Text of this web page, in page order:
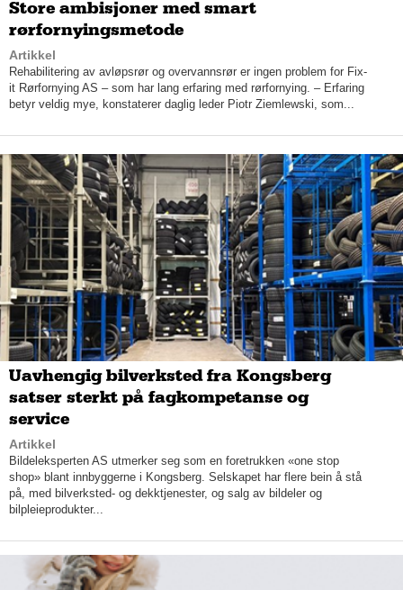
­– Jeg vil at vi skal fremstå som profesjonelle og
kvalitetsbevisste, kommer til avtalt tid, gjør det som vi blir bedt
om og kanskje litt ekstra, og alltid ha et godt rykte på oss. At vi
ikke slurver og at det ikke er rotete på byggeplassen og sånt –
det har jeg vært opptatt av.
Nye utfordringer
Sæterlid forteller at de ivrer etter å ta fatt på nye oppdrag.
– Vi har vært heldige og har kommet innenfor mange store
utbyggere – det er derfor vi har så mye nybygg. Nå skal det bli
gøy med litt nye utfordringer og da lærer man litt mer hele
veien, sier Sæterlid.
Store ambisjoner med smart
rørfornyingsmetode
Artikkel
Rehabilitering av avløpsrør og overvannsrør er ingen problem for Fix-
it Rørfornying AS – som har lang erfaring med rørfornying. – Erfaring
betyr veldig mye, konstaterer daglig leder Piotr Ziemlewski, som...
Uavhengig bilverksted fra Kongsberg
satser sterkt på fagkompetanse og
service
Artikkel
Bildeleksperten AS utmerker seg som en foretrukken «one stop
shop» blant innbyggerne i Kongsberg. Selskapet har flere bein å stå
på, med bilverksted- og dekktjenester, og salg av bildeler og
bilpleieprodukter...